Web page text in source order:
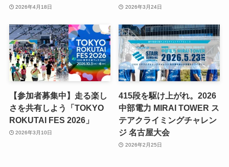
2026年4月18日 2026年3月24日
【参加者募集中】走る楽し
さを共有しよう「TOKYO
ROKUTAI FES 2026」
2026年3月10日
415段を駆け上がれ。2026
中部電力 MIRAI TOWER ス
テアクライミングチャレン
ジ 名古屋大会
2026年2月25日